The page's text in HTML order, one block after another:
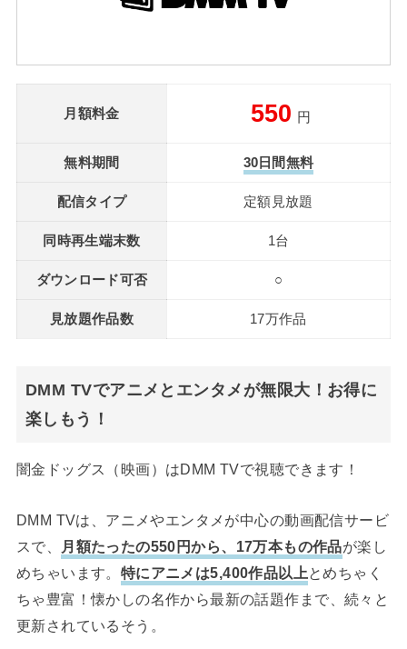
月額料金 550 円
無料期間 30日間無料
配信タイプ 定額見放題
同時再生端末数 1台
ダウンロード可否 ○
見放題作品数 17万作品
DMM TVでアニメとエンタメが無限大！お得に
楽しもう！
闇金ドッグス（映画）はDMM TVで視聴できます！
DMM TVは、アニメやエンタメが中心の動画配信サービ
スで、
月額たったの550円から、17万本もの作品が楽し
めちゃいます。 特にアニメは5,400作品以上 とめちゃく
ちゃ豊富！懐かしの名作から最新の話題作まで、続々と
更新されているそう。